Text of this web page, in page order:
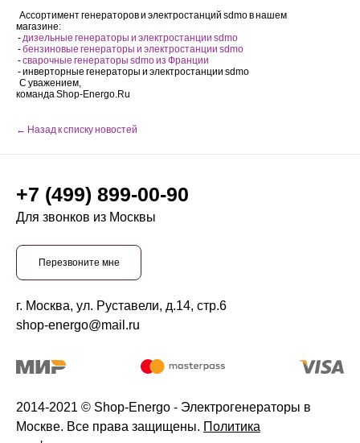
Ассортимент генераторов и электростанций sdmo в нашем
магазине:
-дизельные генераторы и электростанции sdmo
-бензиновые генераторы и электростанции sdmo
-сварочные генераторы sdmo из Франции
- инверторные генераторы и электростанции sdmo
С уважением,
команда Shop-Energo.Ru
← Назад к списку новостей
+7 (499) 899-00-90
Для звонков из Москвы
Перезвоните мне
г. Москва, ул. Руставели, д.14, стр.6
shop-energo@mail.ru
2014-2021 © Shop-Energo - Электрогенераторы в
Москве. Все права защищены. Политика